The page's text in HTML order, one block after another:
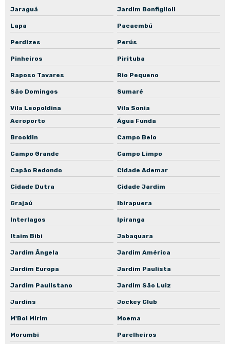
Manutenção corretiva de bomba mancalizada
Manutenção corretiva de bomba normalizada
Manutenção preventiva de motoredutor
Manutenção preventiva de motor elétrico
Manutenção preventiva de bomba normalizada
Empresa de manutenção de bomba centrífuga
Empresa de manutenção de bomba submersa
Empresa de manutenção de bomba submersível
Empresa de manutenção de bomba de recalque
Empresa de manutenção de bomba de engrenagem
Empresa de manutenção de bomba de incêndio
Oficina de rebobinamento de motores elétricos
Manutenção de bombas d'água
Manutenção de bombas hidráulicas em São Paulo
Jaraguá Jardim Bonfiglioli
Lapa Pacaembú
Perdizes Perús
Pinheiros Pirituba
Raposo Tavares Rio Pequeno
São Domingos Sumaré
Vila Leopoldina
Vila Sonia
Aeroporto
Água Funda
Brooklin Campo Belo
Campo Grande Campo Limpo
Capão Redondo Cidade Ademar
Cidade Dutra Cidade Jardim
Grajaú Ibirapuera
Interlagos Ipiranga
Itaim Bibi Jabaquara
Jardim Ângela Jardim América
Jardim Europa Jardim Paulista
Jardim Paulistano Jardim São Luiz
Jardins Jockey Club
M'Boi Mirim Moema
Morumbi Parelheiros